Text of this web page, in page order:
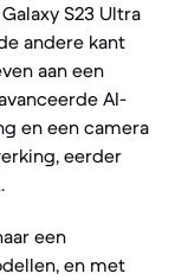
S23 Ultra
andere kant
aan een
AI-
en een camera
eerder
een
en met